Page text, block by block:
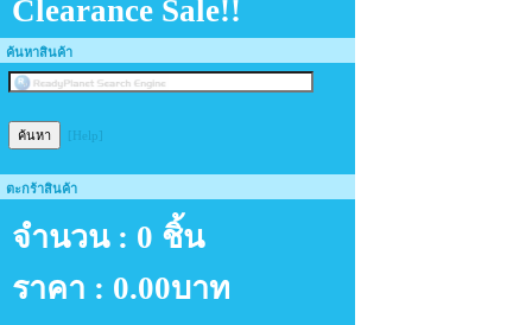
Clearance Sale!!
ค้นหาสินค้า
[Help]
ตะกร้าสินค้า
จำนวน : 0 ชิ้น
ราคา : 0.00บาท